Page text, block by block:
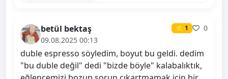
betül bektaş ⭐ 1
0
09.08.2025 00:13
duble espresso söyledim, boyut bu geldi. dedim
"bu duble değil" dedi "bizde böyle" kalabalıktık,